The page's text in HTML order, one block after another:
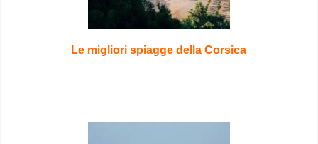
Le migliori spiagge della Corsica